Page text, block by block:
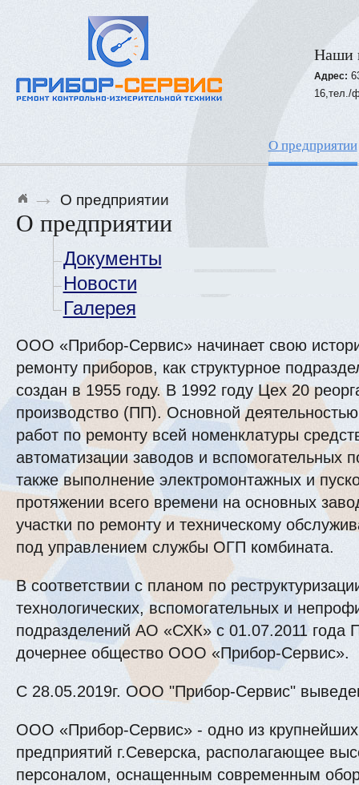
Наши
Адрес:
16,тел./
О предприятии
→ О предприятии
О предприятии
Документы
Новости
Галерея
ООО «Прибор-Сервис» начинает свою
ремонту приборов, как структурное
создан в 1955 году. В 1992 году Цех 20
производство (ПП). Основной
работ по ремонту всей номенклатуры
автоматизации заводов и вспомогательных
также выполнение электромонтажных и
протяжении всего времени на основных
участки по ремонту и техническому
под управлением службы ОГП комбината.
В соответствии с планом по
технологических, вспомогательных и
подразделений АО «СХК» с 01.07.2011
дочернее общество ООО «Прибор-Сервис».
С 28.05.2019г. ООО "Прибор-Сервис"
ООО «Прибор-Сервис» - одно из
предприятий г.Северска, располагающее
персоналом, оснащенным современным